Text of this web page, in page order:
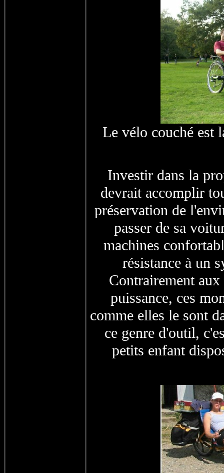
Le vélo couché est
Investir dans la
devrait accomplir
préservation de
passer de sa
machines
résistance à un
Contrairement
puissance, ces
comme elles le sont
ce genre d'outil,
petits enfant